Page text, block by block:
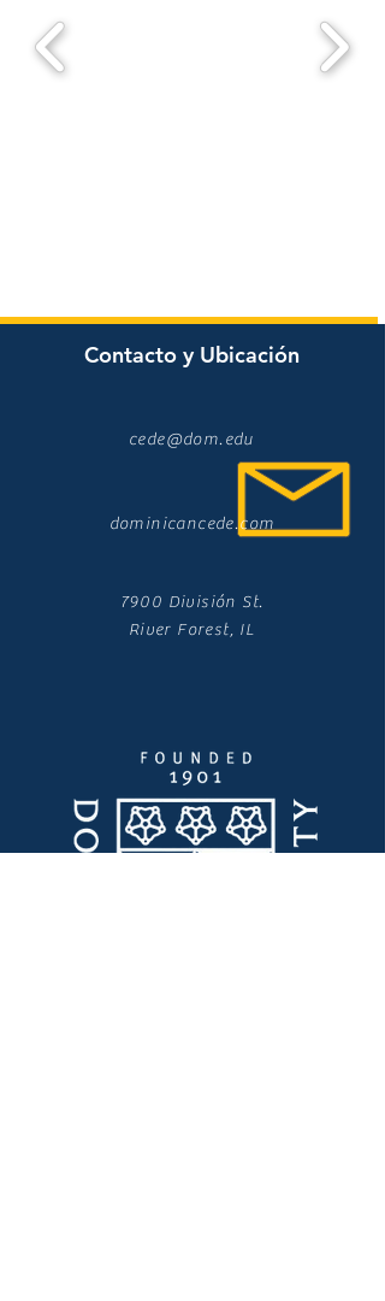
Contacto y Ubicación
cede@dom.edu
dominicancede.com
7900 División St.
River Forest, IL